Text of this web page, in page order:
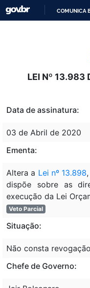
COMUNICA
LEI Nº 13.983
Data de assinatura:
03 de Abril de 2020
Ementa:
Altera a Lei nº 13.898
dispõe sobre as
execução da Lei
Veto Parcial
Situação:
Não consta
Chefe de Governo: